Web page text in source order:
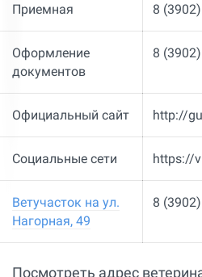
Приемная 8
Оформление
документов
8
Официальный сайт http://
Социальные сети https://
Ветучасток на ул.
Нагорная, 49
8
Посмотреть адрес